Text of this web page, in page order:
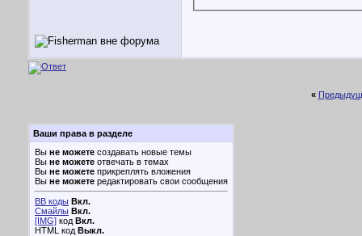
«
Ваши права в разделе
Вы не можете создавать новые темы
Вы не можете отвечать в темах
Вы не можете прикреплять вложения
Вы не можете редактировать свои сообщения
BB коды Вкл.
Смайлы Вкл.
[IMG] код Вкл.
HTML код Выкл.